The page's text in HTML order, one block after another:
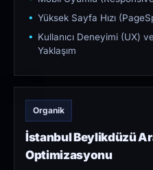
Yüksek Sayfa Hızı
Kullanıcı Deneyimi (UX)
Yaklaşım
Organik
İstanbul Beylikdüzü
Optimizasyonu